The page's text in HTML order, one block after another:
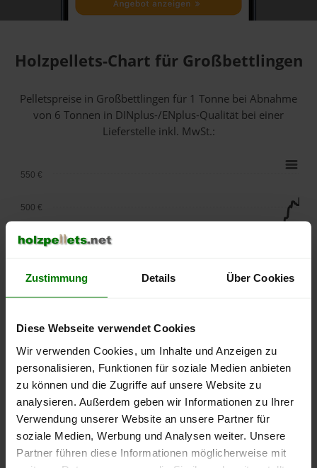
Zustimmung Details Über Cookies
Diese Webseite verwendet Cookies
Wir verwenden Cookies, um Inhalte und Anzeigen zu
personalisieren, Funktionen für soziale Medien anbieten
zu können und die Zugriffe auf unsere Website zu
analysieren. Außerdem geben wir Informationen zu Ihrer
Verwendung unserer Website an unsere Partner für
soziale Medien, Werbung und Analysen weiter. Unsere
Partner führen diese Informationen möglicherweise mit
Holzpellets-Chart für Großbettlingen
Pelletspreise in Großbettlingen für 1 Tonne bei Abnahme
von 6 Tonnen in DINplus-/ENplus-Qualität bei einer
Lieferstelle inkl. MwSt.:
lose Ware
September
2025
Januar
2026
Mai
2026
250 €
400 €
450 €
500 €
550 €
Die aktuelle Preisentwicklung für Holzpellets in Deutschland
können Sie jederzeit auf unsererPelletspreise-Seite